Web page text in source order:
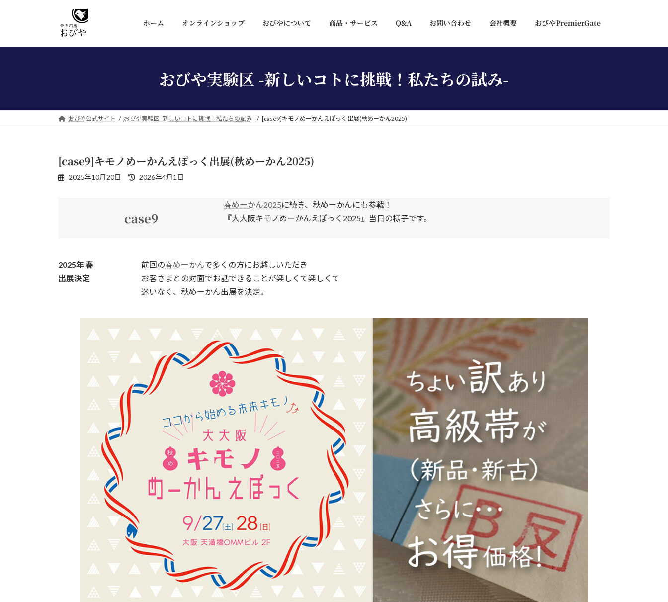
プ
動
ホーム オンラインショップ おびやについて 商品・サービス Q&A お問い合わせ 会社概要 おびやPremierGate
おびや実験区 -新しいコトに挑戦！私たちの試み-
おびや公式サイト おびや実験区 -新しいコトに挑戦！私たちの試み- [case9]キモノめーかんえぽっく出展(秋めーかん2025)
[case9]キモノめーかんえぽっく出展(秋めーかん2025)
2025年10月20日
最
日
時
2026年4月1日
case9
春めーかん2025に続き、秋めーかんにも参戦！
『大大阪キモノめーかんえぽっく2025』当日の様子です。
2025年春
出展決定
前回の春めーかんで多くの方にお越しいただき
お客さまとの対面でお話できることが楽しくて楽しくて
迷いなく、秋めーかん出展を決定。